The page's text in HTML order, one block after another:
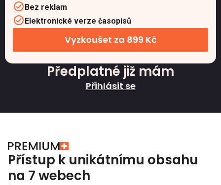
Bez reklam
Elektronické verze časopisů
Vyzkoušet za 899 Kč
Předplatné již mám
Přihlásit se
Přístup k unikátnímu obsahu
na 7 webech